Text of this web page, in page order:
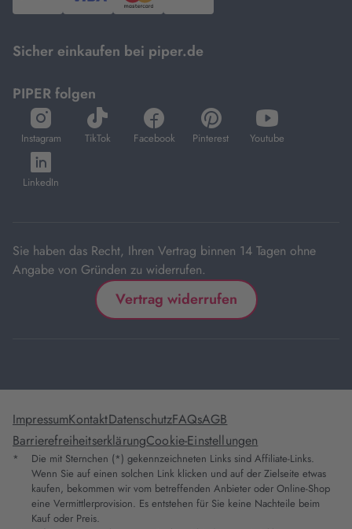
PayPal,Visa
und
DHL.
Sicher einkaufen bei piper.de
PIPER folgen
Instagram
öffnet
in
neuem
Tab
TikTok
öffnet
in
Facebook
öffnet
in
Pinterest
öffnet
in
Youtube
öffnet
in
LinkedIn
öffnet
in
Sie haben das Recht, Ihren Vertrag binnen 14 Tagen ohne
Angabe von Gründen zu widerrufen.
Vertrag widerrufen
ImpressumKontaktDatenschutzFAQsAGB
BarrierefreiheitserklärungCookie-Einstellungen
*
Die mit Sternchen (*) gekennzeichneten Links sind Affiliate-Links.
Wenn Sie auf einen solchen Link klicken und auf der Zielseite etwas
kaufen, bekommen wir vom betreffenden Anbieter oder Online-Shop
eine Vermittlerprovision. Es entstehen für Sie keine Nachteile beim
Kauf oder Preis.